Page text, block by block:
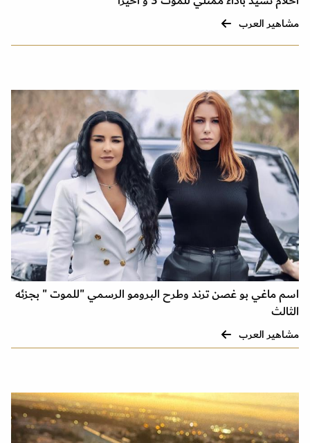
مشاهير العرب
اسم ماغي بو غصن ترند وطرح البرومو الرسمي "للموت " بجزئه
الثالث
مشاهير العرب